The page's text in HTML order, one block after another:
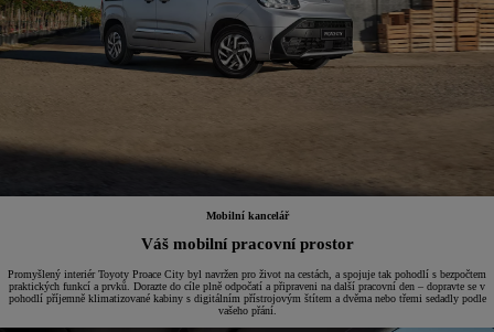
Mobilní kancelář
Váš mobilní pracovní prostor
Promyšlený interiér Toyoty Proace City byl navržen pro život na cestách, a spojuje tak pohodlí s bezpočtem
praktických funkcí a prvků. Dorazte do cíle plně odpočatí a připraveni na další pracovní den – dopravte se v
pohodlí příjemně klimatizované kabiny s digitálním přístrojovým štítem a dvěma nebo třemi sedadly podle
vašeho přání.